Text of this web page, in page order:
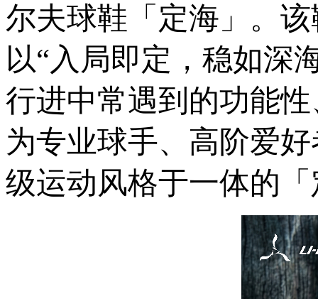
尔夫球鞋「定海」。
以“入局即定，稳如深
行进中常遇到的功能
为专业球手、高阶爱
级运动风格于一体的